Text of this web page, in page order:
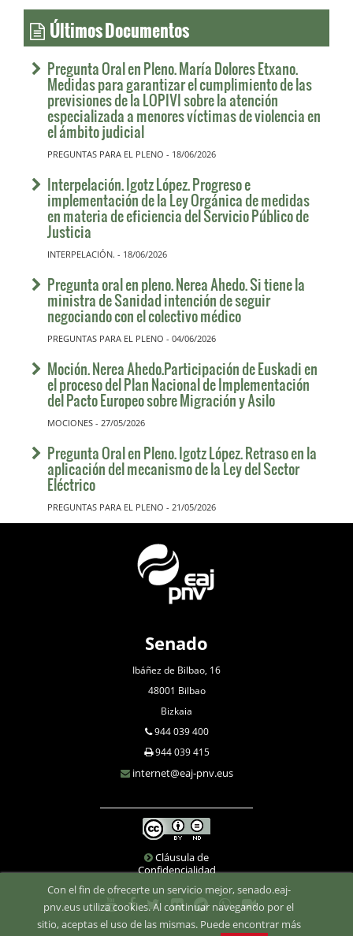
Últimos Documentos
Pregunta Oral en Pleno. María Dolores Etxano.
Medidas para garantizar el cumplimiento de las
previsiones de la LOPIVI sobre la atención
especializada a menores víctimas de violencia en
el ámbito judicial
PREGUNTAS PARA EL PLENO - 18/06/2026
Interpelación. Igotz López. Progreso e
implementación de la Ley Orgánica de medidas
en materia de eficiencia del Servicio Público de
Justicia
INTERPELACIÓN. - 18/06/2026
Pregunta oral en pleno. Nerea Ahedo. Si tiene la
ministra de Sanidad intención de seguir
negociando con el colectivo médico
PREGUNTAS PARA EL PLENO - 04/06/2026
Moción. Nerea Ahedo.Participación de Euskadi en
el proceso del Plan Nacional de Implementación
del Pacto Europeo sobre Migración y Asilo
MOCIONES - 27/05/2026
Pregunta Oral en Pleno. Igotz López. Retraso en la
aplicación del mecanismo de la Ley del Sector
Eléctrico
PREGUNTAS PARA EL PLENO - 21/05/2026
Senado
Ibáñez de Bilbao, 16
48001 Bilbao
Bizkaia
944 039 400
944 039 415
internet@eaj-pnv.eus
Cláusula de
Confidencialidad
Con el fin de ofrecerte un servicio mejor, senado.eaj-
pnv.eus utiliza cookies. Al continuar navegando por el
sitio, aceptas el uso de las mismas. Puede encontrar más